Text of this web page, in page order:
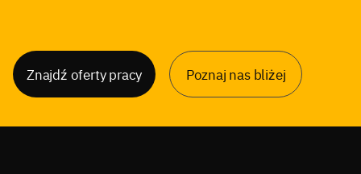
Znajdź oferty pracy Poznaj nas bliżej